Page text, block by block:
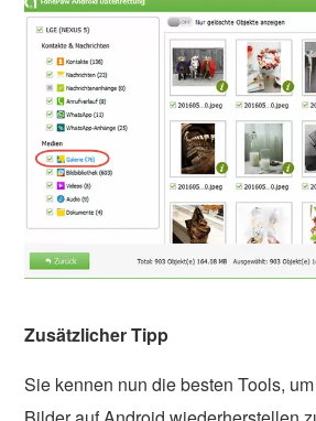
Zusätzlicher Tipp
Sie kennen nun die besten Tools,